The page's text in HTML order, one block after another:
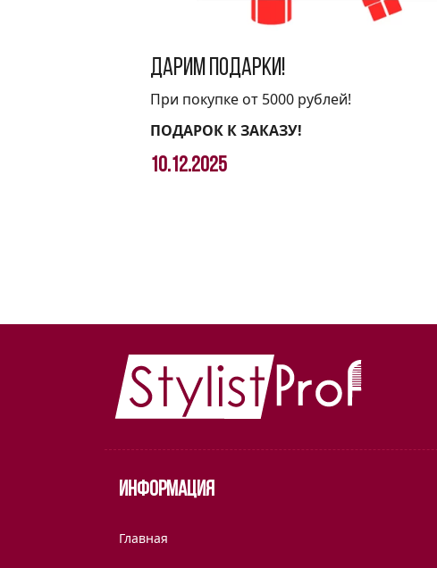
Дарим подарки!
При покупке от 5000 рублей!
ПОДАРОК К ЗАКАЗУ!
10.12.2025
Информация
Главная